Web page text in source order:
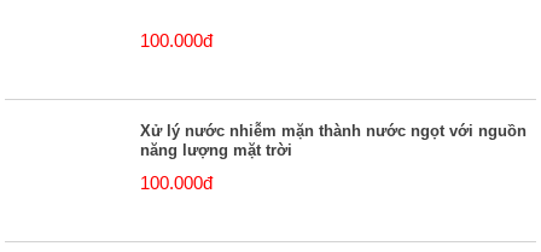
100.000đ
Xử lý nước nhiễm mặn thành nước ngọt với nguồn
năng lượng mặt trời
100.000đ